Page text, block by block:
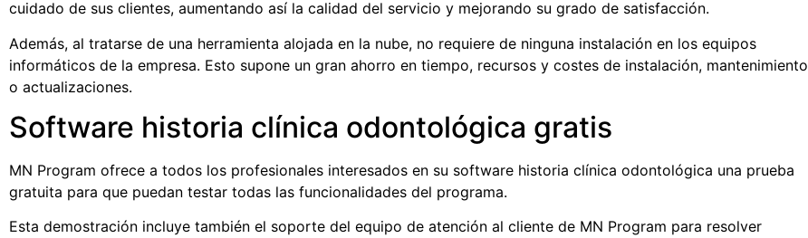
cuidado de sus clientes, aumentando así la calidad del servicio y mejorando su grado de satisfacción.
Además, al tratarse de una herramienta alojada en la nube, no requiere de ninguna instalación en los equipos
informáticos de la empresa. Esto supone un gran ahorro en tiempo, recursos y costes de instalación, mantenimiento
o actualizaciones.
Software historia clínica odontológica gratis
MN Program ofrece a todos los profesionales interesados en su software historia clínica odontológica una prueba
gratuita para que puedan testar todas las funcionalidades del programa.
Esta demostración incluye también el soporte del equipo de atención al cliente de MN Program para resolver